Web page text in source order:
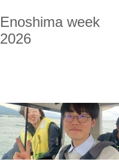
Enoshima week
2026